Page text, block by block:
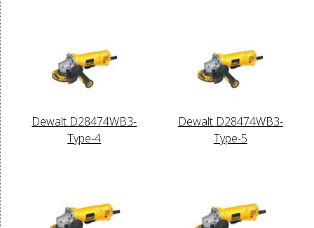
Dewalt D28474WB3-
Type-4
Dewalt D28474WB3-
Type-5